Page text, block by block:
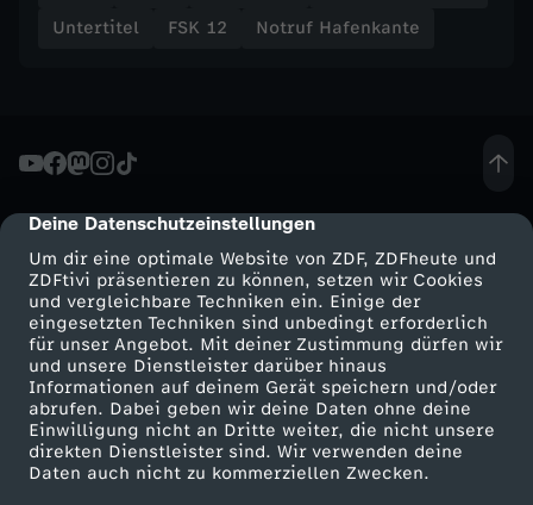
cmp-dialog-description
Deine Datenschutzeinstellungen
Um dir eine optimale Website von ZDF, ZDFheute und
ZDFtivi präsentieren zu können, setzen wir Cookies
und vergleichbare Techniken ein. Einige der
eingesetzten Techniken sind unbedingt erforderlich
für unser Angebot. Mit deiner Zustimmung dürfen wir
und unsere Dienstleister darüber hinaus
Informationen auf deinem Gerät speichern und/oder
abrufen. Dabei geben wir deine Daten ohne deine
Einwilligung nicht an Dritte weiter, die nicht unsere
direkten Dienstleister sind. Wir verwenden deine
Daten auch nicht zu kommerziellen Zwecken.
Untertitel
FSK 12 Notruf Hafenkante
Mehr ZDF
ZDF-Apps
Smart TV
ZDFtext
Service
ZDFmitreden
Kontakt zum ZDF
Tickets